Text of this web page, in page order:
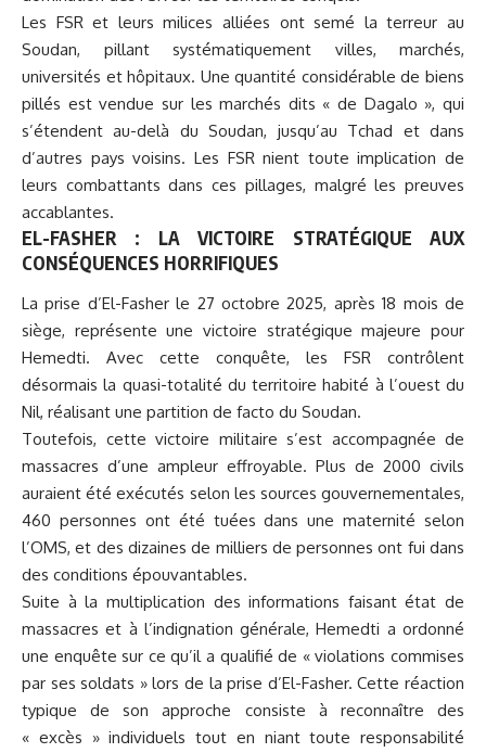
Les FSR et leurs milices alliées ont semé la terreur au
Soudan, pillant systématiquement villes, marchés,
universités et hôpitaux. Une quantité considérable de biens
pillés est vendue sur les marchés dits « de Dagalo », qui
s’étendent au-delà du Soudan, jusqu’au Tchad et dans
d’autres pays voisins. Les FSR nient toute implication de
leurs combattants dans ces pillages, malgré les preuves
accablantes.
EL-FASHER : LA VICTOIRE STRATÉGIQUE AUX
CONSÉQUENCES HORRIFIQUES
La prise d’El-Fasher le 27 octobre 2025, après 18 mois de
siège, représente une victoire stratégique majeure pour
Hemedti. Avec cette conquête, les FSR contrôlent
désormais la quasi-totalité du territoire habité à l’ouest du
Nil, réalisant une partition de facto du Soudan.
Toutefois, cette victoire militaire s’est accompagnée de
massacres d’une ampleur effroyable. Plus de 2000 civils
auraient été exécutés selon les sources gouvernementales,
460 personnes ont été tuées dans une maternité selon
l’OMS, et des dizaines de milliers de personnes ont fui dans
des conditions épouvantables.
Suite à la multiplication des informations faisant état de
massacres et à l’indignation générale, Hemedti a ordonné
une enquête sur ce qu’il a qualifié de « violations commises
par ses soldats » lors de la prise d’El-Fasher. Cette réaction
typique de son approche consiste à reconnaître des
« excès » individuels tout en niant toute responsabilité